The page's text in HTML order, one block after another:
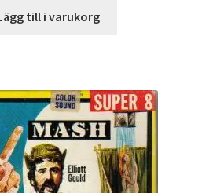
till i varukorg